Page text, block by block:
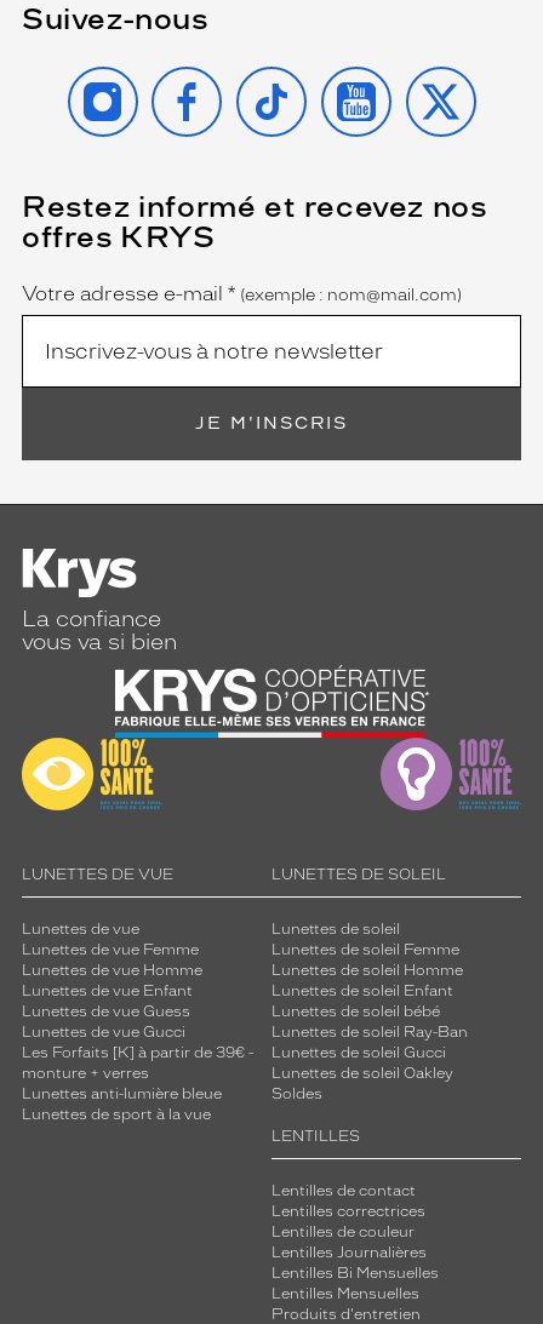
Suivez-nous
INSTAGRAMFACEBOOK
TIKTOK YOUTUBE
X
Restez informé et recevez nos
offres KRYS
Name
Votre adresse e-mail *
(Ce
champ
est
obligatoire)
(exemple : nom@mail.com)
JE M'INSCRIS
La confiance
vous va si bien
LUNETTES DE VUE
Lunettes de vue
Lunettes de vue Femme
Lunettes de vue Homme
Lunettes de vue Enfant
Lunettes de vue Guess
Lunettes de vue Gucci
Les Forfaits [K] à partir de 39€ -
monture + verres
Lunettes anti-lumière bleue
Lunettes de sport à la vue
LUNETTES DE SOLEIL
Lunettes de soleil
Lunettes de soleil Femme
Lunettes de soleil Homme
Lunettes de soleil Enfant
Lunettes de soleil bébé
Lunettes de soleil Ray-Ban
Lunettes de soleil Gucci
Lunettes de soleil Oakley
Soldes
LENTILLES
Lentilles de contact
Lentilles correctrices
Lentilles de couleur
Lentilles Journalières
Lentilles Bi Mensuelles
Lentilles Mensuelles
Produits d'entretien